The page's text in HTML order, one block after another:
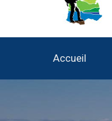
Accueil